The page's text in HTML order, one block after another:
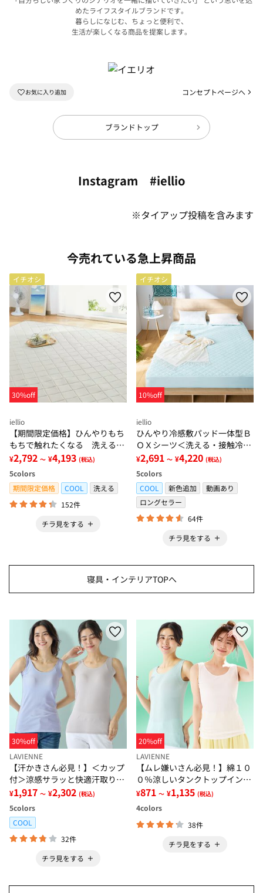
めたライフスタイルブランドです。
暮らしになじむ、ちょっと便利で、
生活が楽しくなる商品を提案します。
コンセプトページへ
ブランドトップ
Instagram #iellio
※タイアップ投稿を含みます
今売れている急上昇商品
イチオシ
30%off
iellio
【期間限定価格】ひんやりもち
もちで触れたくなる 洗えるラ
グ＜低反発・滑りにくい・接触
冷感・防ダニ・カーペット＞
¥2,792 ～ ¥4,193 (税込)
5colors
期間限定価格
COOL
洗える
152件
チラ見をする
イチオシ
10%off
iellio
ひんやり冷感敷パッド一体型Ｂ
ＯＸシーツ＜洗える・接触冷
感・抗菌防臭・時短・家事楽・
ボックスシーツ・寝苦しさ対策
＞
¥2,691 ～ ¥4,220 (税込)
5colors
COOL
新色追加
動画あり
ロングセラー
64件
チラ見をする
寝具・インテリアTOPへ
30%off
LAVIENNE
【汗かきさん必見！】＜カップ
付＞涼感サラッと快適汗取りタ
ンクトップインナー＜さらりラ
ボ＞
¥1,917 ～ ¥2,302 (税込)
5colors
COOL
32件
チラ見をする
20%off
LAVIENNE
【ムレ嫌いさん必見！】綿１０
０％涼しいタンクトップインナ
ー＜さらりラボ＞
¥871 ～ ¥1,135 (税込)
4colors
38件
チラ見をする